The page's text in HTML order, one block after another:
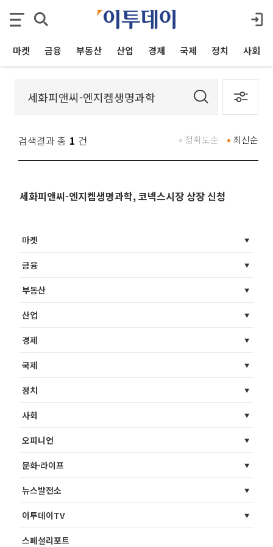
마켓 금융 부동산 산업 경제 국제 정치 사회
검색결과 총 1 건 최신순
정확도순
세화피앤씨-엔지켐생명과학, 코넥스시장 상장 신청
마켓
금융
부동산
산업
경제
국제
정치
사회
오피니언
문화·라이프
뉴스발전소
이투데이TV
스페셜리포트